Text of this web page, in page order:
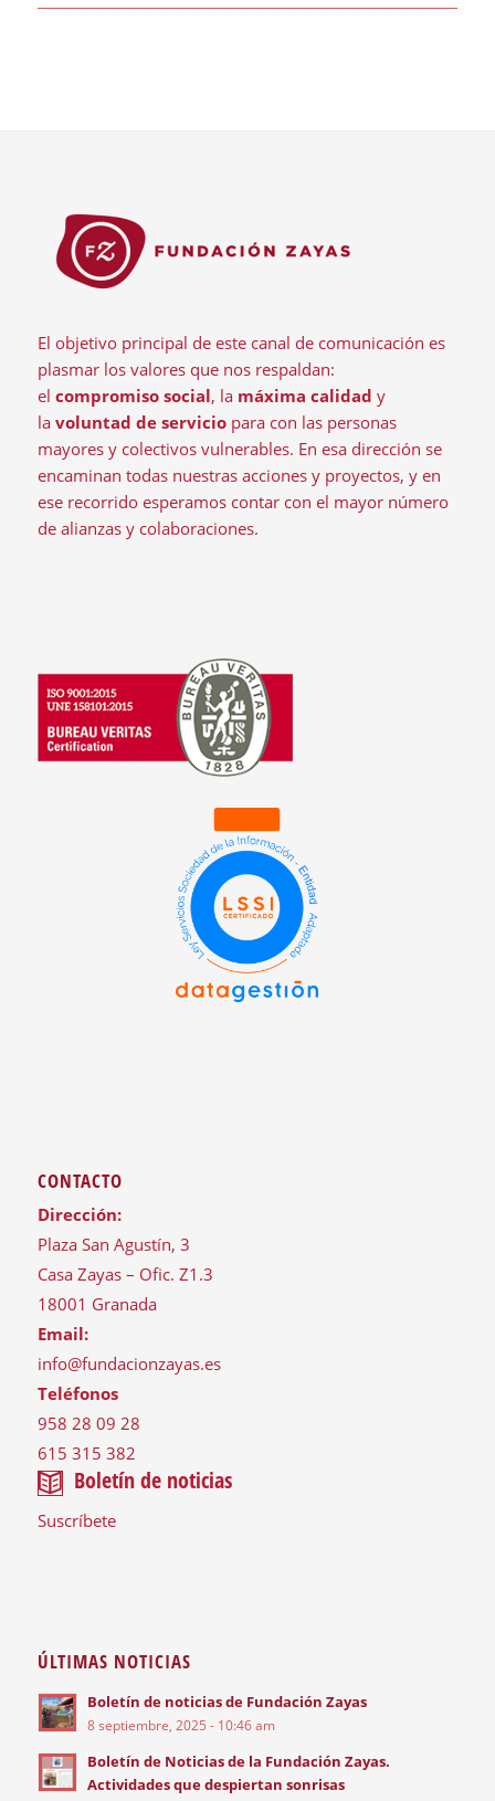
El objetivo principal de este canal de comunicación es
plasmar los valores que nos respaldan:
el compromiso social, la máxima calidad y
la voluntad de serviciopara con las personas
mayores y colectivos vulnerables. En esa dirección se
encaminan todas nuestras acciones y proyectos, y en
ese recorrido esperamos contar con el mayor número
de alianzas y colaboraciones.
CONTACTO
Dirección:
Plaza San Agustín, 3
Casa Zayas – Ofic. Z1.3
18001 Granada
Email:
info@fundacionzayas.es
Teléfonos
958 28 09 28
615 315 382
Boletín de noticias
Suscríbete
ÚLTIMAS NOTICIAS
Boletín de noticias de Fundación Zayas
8 septiembre, 2025 - 10:46 am
Boletín de Noticias de la Fundación Zayas.
Actividades que despiertan sonrisas